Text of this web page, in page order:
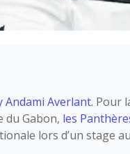
Andami Averlant. Pour
du Gabon, les
lors d’un stage